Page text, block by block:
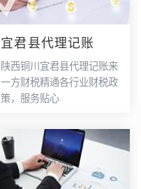
宜君县代理记账
陕西铜川宜君县代理记账来
一方财税精通各行业财税政
策，服务贴心